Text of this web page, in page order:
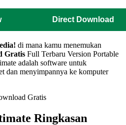
Direct Download
di mana kamu menemukan
Gratis Full Terbaru Version Portable
adalah software untuk
dan menyimpannya ke komputer
Ringkasan